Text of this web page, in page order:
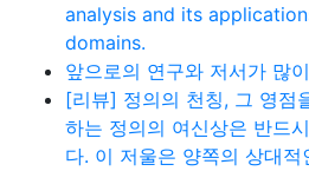
analysis and its
domains.
앞으로의 연구와 저서가 많
[리뷰] 정의의 천칭, 그 영점
하는 정의의 여신상은 반드
다. 이 저울은 양쪽의 상대